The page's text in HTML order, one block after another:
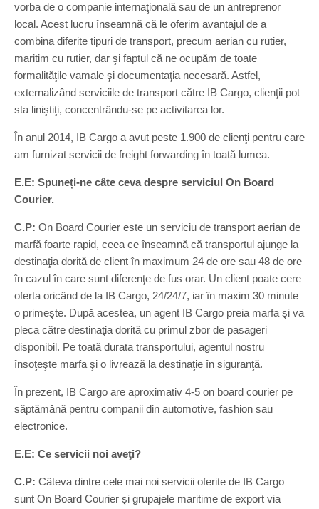
vorba de o companie internaţională sau de un antreprenor
local. Acest lucru înseamnă că le oferim avantajul de a
combina diferite tipuri de transport, precum aerian cu rutier,
maritim cu rutier, dar şi faptul că ne ocupăm de toate
formalităţile vamale şi documentaţia necesară. Astfel,
externalizând serviciile de transport către IB Cargo, clienţii pot
sta liniştiţi, concentrându-se pe activitarea lor.
În anul 2014, IB Cargo a avut peste 1.900 de clienţi pentru care
am furnizat servicii de freight forwarding în toată lumea.
E.E: Spuneți-ne câte ceva despre serviciul On Board
Courier.
C.P: On Board Courier este un serviciu de transport aerian de
marfă foarte rapid, ceea ce înseamnă că transportul ajunge la
destinaţia dorită de client în maximum 24 de ore sau 48 de ore
în cazul în care sunt diferenţe de fus orar. Un client poate cere
oferta oricând de la IB Cargo, 24/24/7, iar în maxim 30 minute
o primeşte. După acestea, un agent IB Cargo preia marfa şi va
pleca către destinaţia dorită cu primul zbor de pasageri
disponibil. Pe toată durata transportului, agentul nostru
însoţeşte marfa şi o livrează la destinaţie în siguranţă.
În prezent, IB Cargo are aproximativ 4-5 on board courier pe
săptămână pentru companii din automotive, fashion sau
electronice.
E.E: Ce servicii noi aveţi?
C.P: Câteva dintre cele mai noi servicii oferite de IB Cargo
sunt On Board Courier şi grupajele maritime de export via